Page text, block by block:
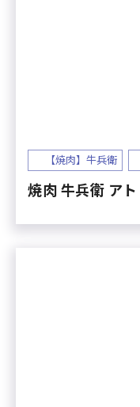
【焼肉】牛兵衛
焼肉 牛兵衛 ア